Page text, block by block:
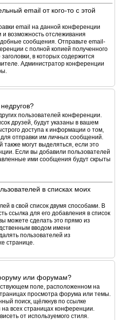
email от кого-то с этой
email на данной конференции
возможность отслеживания
сообщения. Отправьте email-
с полной копией полученного
в которых содержится
Администратор конференции
пользователей конференции.
друзей, будут указаны в вашем
доступа к информации о том,
отправки им личных сообщений.
могут выделяться, если это
Если вы добавили пользователей
ими сообщения будут скрыты
в списках моих
в свой список двумя способами. В
ссылка для его добавления в список
можете сделать это прямо из
вводом имени
пользователей из
странице.
или форумам?
поле, расположенном на
просмотра форума или темы.
поиск, щёлкнув по ссылке
всех страницах конференции.
от используемого стиля.